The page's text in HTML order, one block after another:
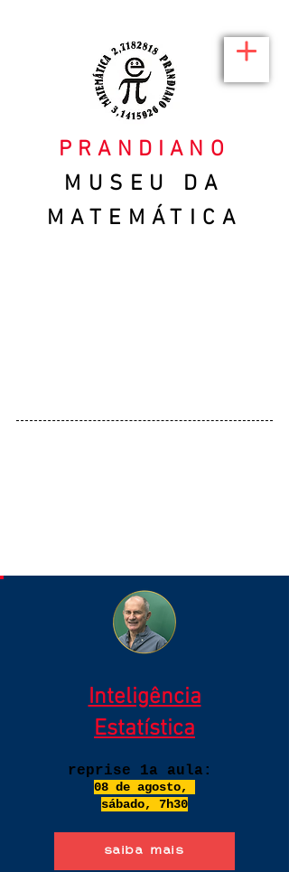
PRANDIANO
MUSEU DA
MATEMÁTICA
Inteligência
Estatística
reprise 1a aula:
08 de agosto,
sábado, 7h30
saiba mais